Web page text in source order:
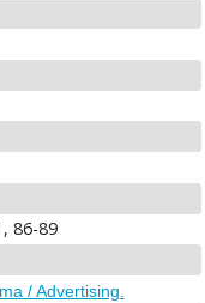
86-89
/ Advertising.